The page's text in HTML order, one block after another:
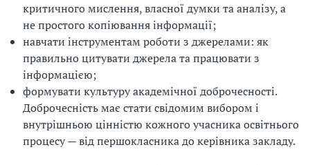
критичного мислення, власної думки та аналізу, а
не простого копіювання інформації;
навчати інструментам роботи з джерелами: як
правильно цитувати джерела та працювати з
інформацією;
формувати культуру академічної доброчесності.
Доброчесність має стати свідомим вибором і
внутрішньою цінністю кожного учасника освітнього
процесу — від першокласника до керівника закладу.